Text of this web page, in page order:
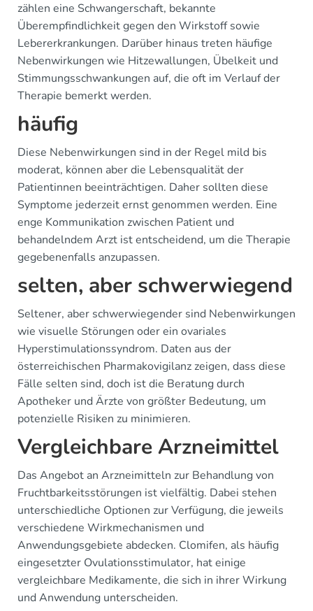
zählen eine Schwangerschaft, bekannte
Überempfindlichkeit gegen den Wirkstoff sowie
Lebererkrankungen. Darüber hinaus treten häufige
Nebenwirkungen wie Hitzewallungen, Übelkeit und
Stimmungsschwankungen auf, die oft im Verlauf der
Therapie bemerkt werden.
häufig
Diese Nebenwirkungen sind in der Regel mild bis
moderat, können aber die Lebensqualität der
Patientinnen beeinträchtigen. Daher sollten diese
Symptome jederzeit ernst genommen werden. Eine
enge Kommunikation zwischen Patient und
behandelndem Arzt ist entscheidend, um die Therapie
gegebenenfalls anzupassen.
selten, aber schwerwiegend
Seltener, aber schwerwiegender sind Nebenwirkungen
wie visuelle Störungen oder ein ovariales
Hyperstimulationssyndrom. Daten aus der
österreichischen Pharmakovigilanz zeigen, dass diese
Fälle selten sind, doch ist die Beratung durch
Apotheker und Ärzte von größter Bedeutung, um
potenzielle Risiken zu minimieren.
Vergleichbare Arzneimittel
Das Angebot an Arzneimitteln zur Behandlung von
Fruchtbarkeitsstörungen ist vielfältig. Dabei stehen
unterschiedliche Optionen zur Verfügung, die jeweils
verschiedene Wirkmechanismen und
Anwendungsgebiete abdecken. Clomifen, als häufig
eingesetzter Ovulationsstimulator, hat einige
vergleichbare Medikamente, die sich in ihrer Wirkung
und Anwendung unterscheiden.